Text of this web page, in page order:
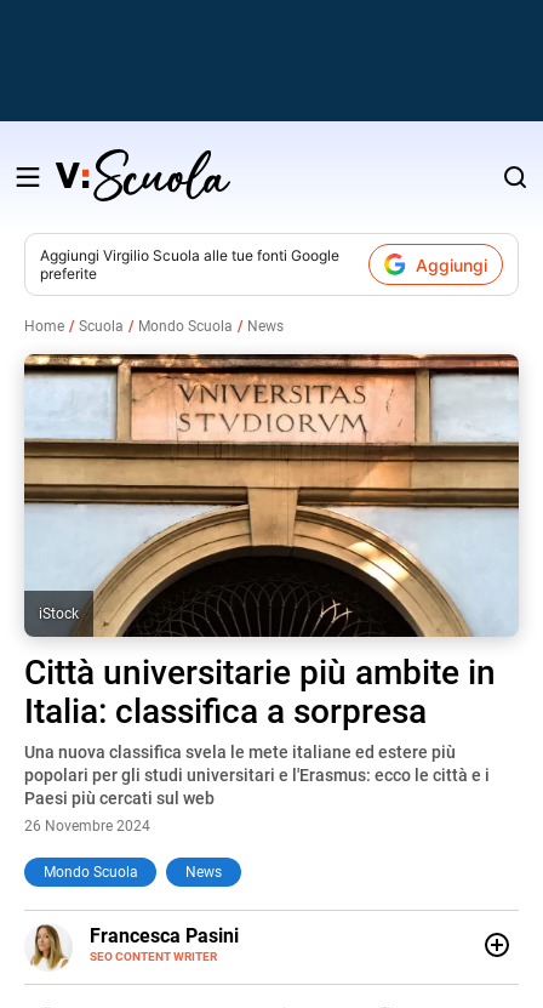
Salta
contenuto
Aggiungi Virgilio Scuola alle tue fonti Google
preferite
Aggiungi
Home Scuola Mondo Scuola News
iStock
Città universitarie più ambite in
Italia: classifica a sorpresa
Una nuova classifica svela le mete italiane ed estere più
popolari per gli studi universitari e l'Erasmus: ecco le città e i
Paesi più cercati sul web
26 Novembre 2024
Mondo Scuola News
Francesca Pasini
SEO CONTENT WRITER
E-
MAIL